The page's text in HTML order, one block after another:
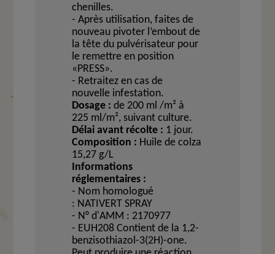
chenilles.
- Après utilisation, faites de
nouveau pivoter l’embout de
la tête du pulvérisateur pour
le remettre en position
«PRESS».
- Retraitez en cas de
nouvelle infestation.
Dosage : de 200 ml /m² à
225 ml/m², suivant culture.
Délai avant récolte : 1 jour.
Composition : Huile de colza
15,27 g/L
Informations
réglementaires :
- Nom homologué
: NATIVERT SPRAY
- N° d'AMM : 2170977
- EUH208 Contient de la 1,2-
benzisothiazol-3(2H)-one.